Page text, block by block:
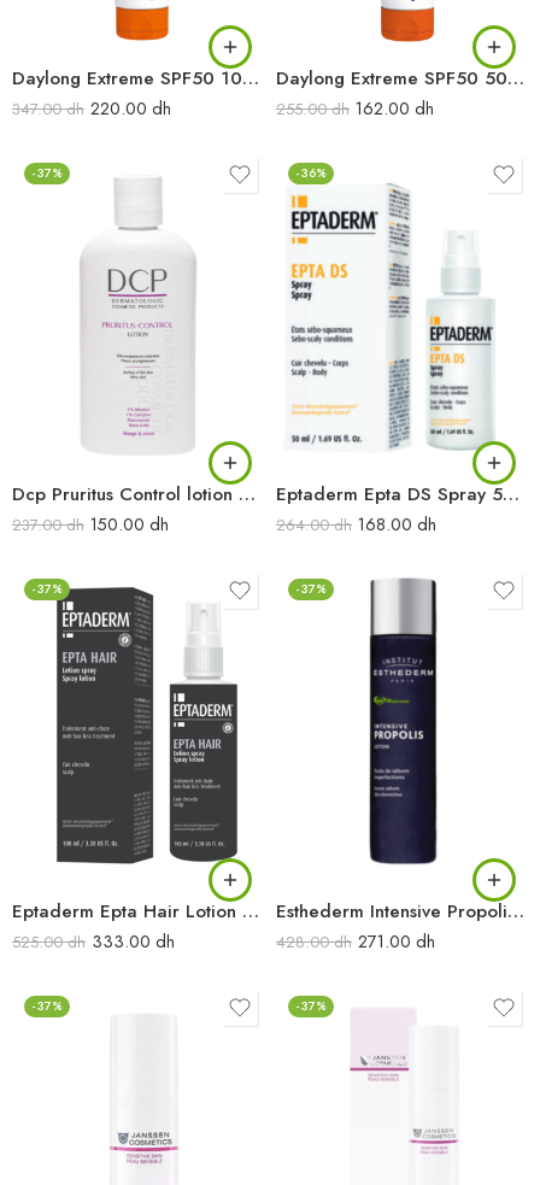
Daylong Extreme SPF50 100ML
347.00dh 220.00 dh
Daylong Extreme SPF50 50ML
255.00dh 162.00 dh
-37%
Dcp Pruritus Control lotion 200ML
237.00dh 150.00 dh
-36%
Eptaderm Epta DS Spray 50ML
264.00dh 168.00 dh
-37%
Eptaderm Epta Hair Lotion Anti-Chute 100ML
525.00dh 333.00 dh
-37%
Esthederm Intensive Propolis Lotion 200ML
428.00dh 271.00 dh
-37% -37%